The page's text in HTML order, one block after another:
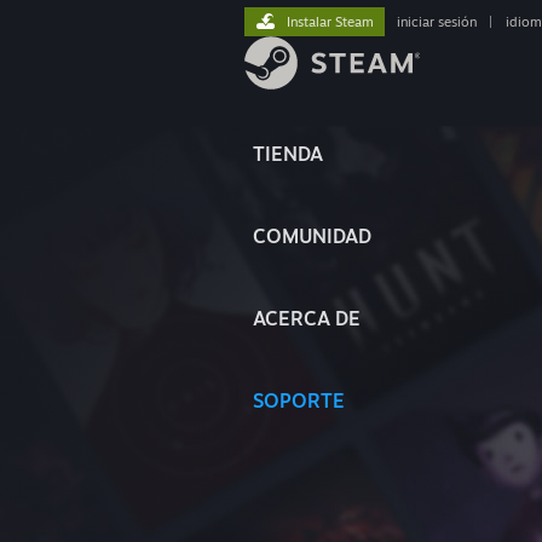
TIENDA
COMUNIDAD
ACERCA DE
SOPORTE
Instalar Steam iniciar sesión